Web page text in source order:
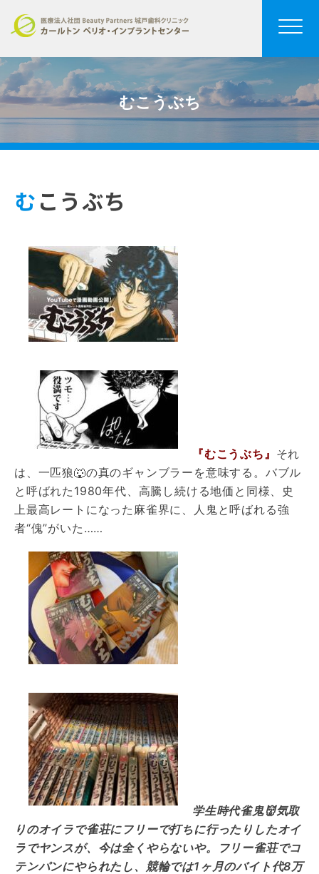
むこうぶち
むこうぶち
『むこうぶち』 それ
は、一匹狼🐺の真のギャンブラーを意味する。バブル
と呼ばれた1980年代、高騰し続ける地価と同様、史
上最高レートになった麻雀界に、人鬼と呼ばれる強
者“傀”がいた……
学生時代雀鬼👹気取
りのオイラで雀荘にフリーで打ちに行ったりしたオイ
ラでヤンスが、今は全くやらないや。フリー雀荘でコ
テンパンにやられたし、競輪では1ヶ月のバイト代8万